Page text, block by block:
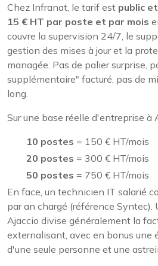
Chez Infranat, le tarif est public
15 € HT par poste et par mois
couvre la supervision 24/7, le
gestion des mises à jour et la
managée. Pas de palier surprise,
supplémentaire" facturé, pas de
long.
Sur une base réelle d'entreprise à
10 postes = 150 € HT/mois
20 postes = 300 € HT/mois
50 postes = 750 € HT/mois
En face, un technicien IT salarié
par an chargé (référence Syntec).
Ajaccio divise généralement la
externalisant, avec en bonus une
d'une seule personne et une